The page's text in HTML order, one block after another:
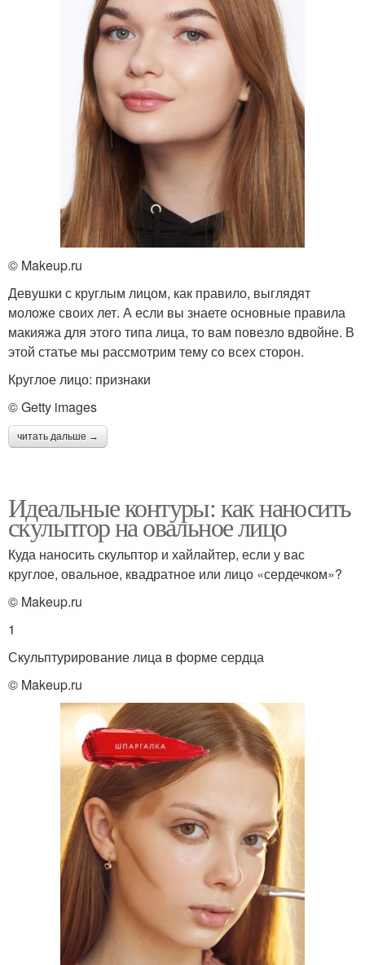
© Makeup.ru
Девушки с круглым лицом, как правило, выглядят
моложе своих лет. А если вы знаете основные правила
макияжа для этого типа лица, то вам повезло вдвойне. В
этой статье мы рассмотрим тему со всех сторон.
Круглое лицо: признаки
© Getty images
читать дальше →
Идеальные контуры: как наносить
скульптор на овальное лицо
Куда наносить скульптор и хайлайтер, если у вас
круглое, овальное, квадратное или лицо «сердечком»?
© Makeup.ru
1
Скульптурирование лица в форме сердца
© Makeup.ru